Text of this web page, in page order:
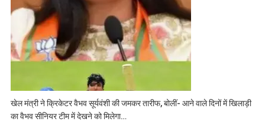
खेल मंत्री ने क्रिकेटर वैभव सूर्यवंशी की जमकर तारीफ, बोलीं- आने वाले दिनों में खिलाड़ी
का वैभव सीनियर टीम में देखने को मिलेगा…